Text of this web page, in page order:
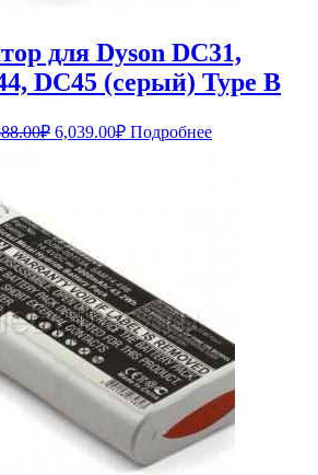
для Dyson DC31,
DC45 (серый) Type B
₽ Первоначальная
6,039.00₽Текущая
цена:
Подробнее